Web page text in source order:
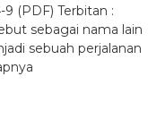
(PDF) Terbitan :
sebagai nama lain
sebuah perjalanan